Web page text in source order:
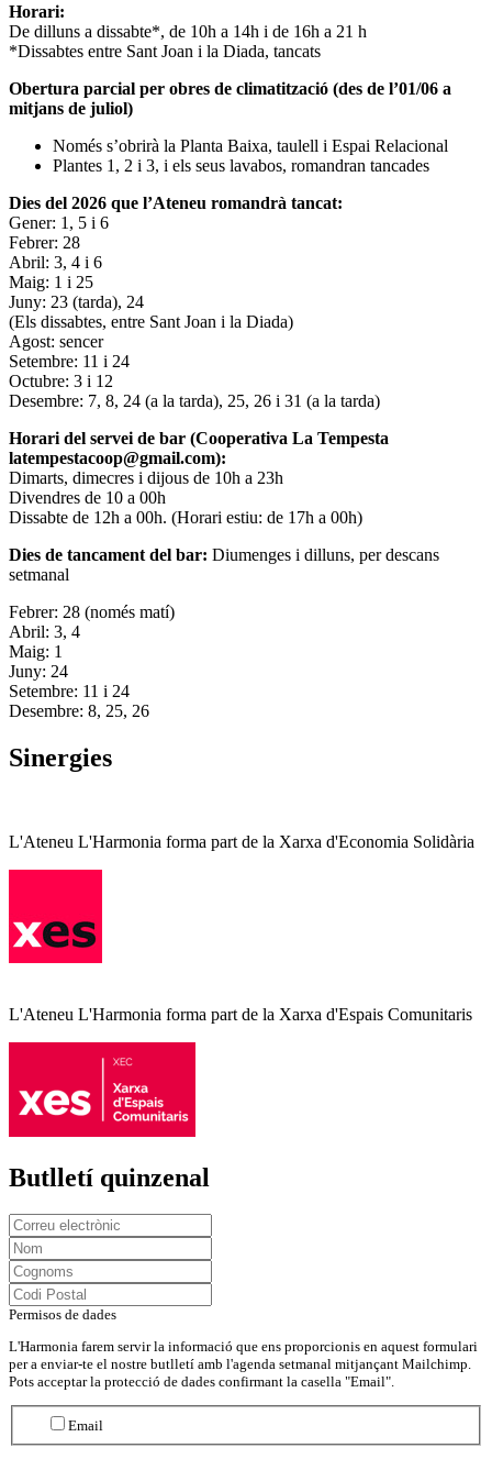
Horari:
De dilluns a dissabte*, de 10h a 14h i de 16h a 21 h
*Dissabtes entre Sant Joan i la Diada, tancats
Obertura parcial per obres de climatització (des de l’01/06 a
mitjans de juliol)
Només s’obrirà la Planta Baixa, taulell i Espai Relacional
Plantes 1, 2 i 3, i els seus lavabos, romandran tancades
Dies del 2026 que l’Ateneu romandrà tancat:
Gener: 1, 5 i 6
Febrer: 28
Abril: 3, 4 i 6
Maig: 1 i 25
Juny: 23 (tarda), 24
(Els dissabtes, entre Sant Joan i la Diada)
Agost: sencer
Setembre: 11 i 24
Octubre: 3 i 12
Desembre: 7, 8, 24 (a la tarda), 25, 26 i 31 (a la tarda)
Horari del servei de bar (Cooperativa La Tempesta
latempestacoop@gmail.com):
Dimarts, dimecres i dijous de 10h a 23h
Divendres de 10 a 00h
Dissabte de 12h a 00h. (Horari estiu: de 17h a 00h)
Dies de tancament del bar: Diumenges i dilluns, per descans
setmanal
Febrer: 28 (només matí)
Abril: 3, 4
Maig: 1
Juny: 24
Setembre: 11 i 24
Desembre: 8, 25, 26
Sinergies
L'Ateneu L'Harmonia forma part de la Xarxa d'Economia Solidària
L'Ateneu L'Harmonia forma part de la Xarxa d'Espais Comunitaris
Butlletí quinzenal
Permisos de dades
L'Harmonia farem servir la informació que ens proporcionis en aquest formulari
per a enviar-te el nostre butlletí amb l'agenda setmanal mitjançant Mailchimp.
Pots acceptar la protecció de dades confirmant la casella "Email".
Email